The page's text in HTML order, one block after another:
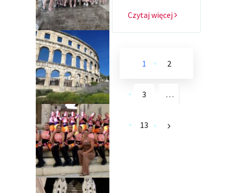
Czytaj więcej
1 2
3 …
13